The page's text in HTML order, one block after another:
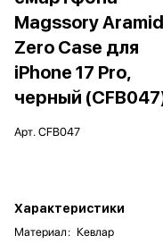
Magssory Aramid
Zero Case для
iPhone 17 Pro,
черный
Арт. CFB047
Характеристики
Материал : Кевлар